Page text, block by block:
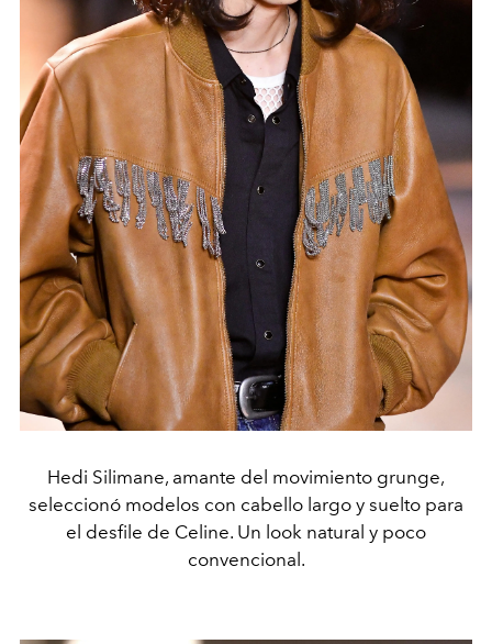
Hedi Silimane, amante del movimiento grunge,
seleccionó modelos con cabello largo y suelto para
el desfile de Celine. Un look natural y poco
convencional.